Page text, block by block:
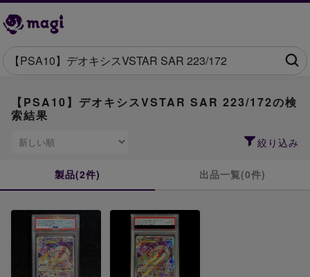
【PSA10】デオキシスVSTAR SAR 223/172の検
索結果
絞り込み
製品(2件) 出品一覧(0件)